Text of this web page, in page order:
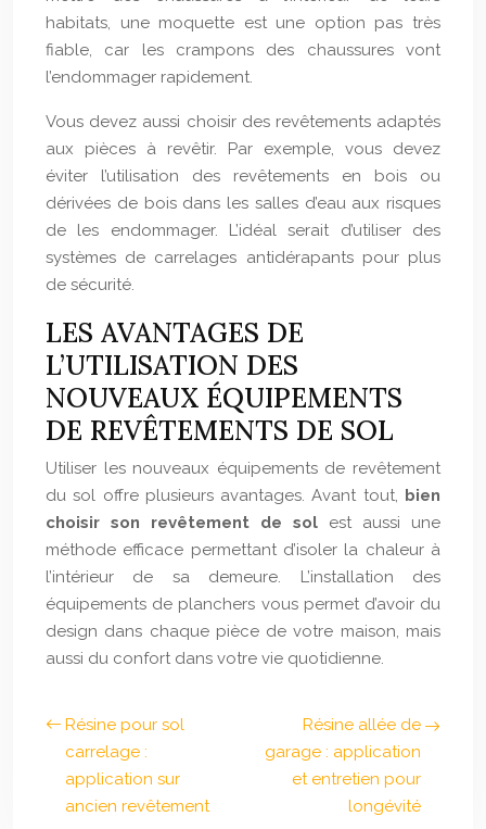
habitats, une moquette est une option pas très
fiable, car les crampons des chaussures vont
l’endommager rapidement.
Vous devez aussi choisir des revêtements adaptés
aux pièces à revêtir. Par exemple, vous devez
éviter l’utilisation des revêtements en bois ou
dérivées de bois dans les salles d’eau aux risques
de les endommager. L’idéal serait d’utiliser des
systèmes de carrelages antidérapants pour plus
de sécurité.
LES AVANTAGES DE
L’UTILISATION DES
NOUVEAUX ÉQUIPEMENTS
DE REVÊTEMENTS DE SOL
Utiliser les nouveaux équipements de revêtement
du sol offre plusieurs avantages. Avant tout, bien
choisir son revêtement de sol est aussi une
méthode efficace permettant d’isoler la chaleur à
l’intérieur de sa demeure. L’installation des
équipements de planchers vous permet d’avoir du
design dans chaque pièce de votre maison, mais
aussi du confort dans votre vie quotidienne.
Résine pour sol
carrelage :
application sur
ancien revêtement
Résine allée de
garage : application
et entretien pour
longévité